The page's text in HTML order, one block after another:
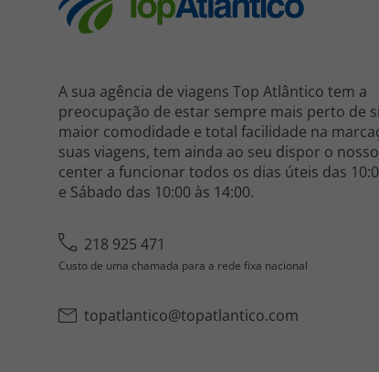
A sua agência de viagens Top Atlântico tem a
preocupação de estar sempre mais perto de
maior comodidade e total facilidade na
suas viagens, tem ainda ao seu dispor o
center a funcionar todos os dias úteis das
e Sábado das 10:00 às 14:00.
218 925 471
Custo de uma chamada para a rede fixa nacional
topatlantico@topatlantico.com